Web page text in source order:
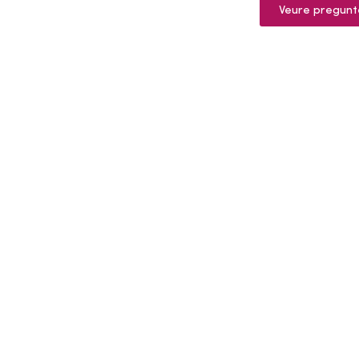
Veure